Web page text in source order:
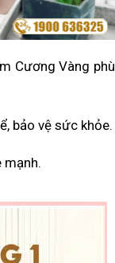
Cương Vàng phù
bảo vệ sức khỏe.
mạnh.